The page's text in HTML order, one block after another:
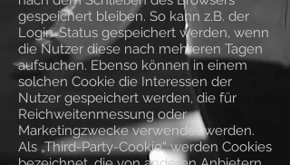
gespeichert bleiben. So kann z.B. der
Login-Status gespeichert werden, wenn
die Nutzer diese nach mehreren Tagen
aufsuchen. Ebenso können in einem
solchen Cookie die Interessen der
Nutzer gespeichert werden, die für
Reichweitenmessung oder
Marketingzwecke verwendet werden.
Als „Third-Party-Cookie“ werden Cookies